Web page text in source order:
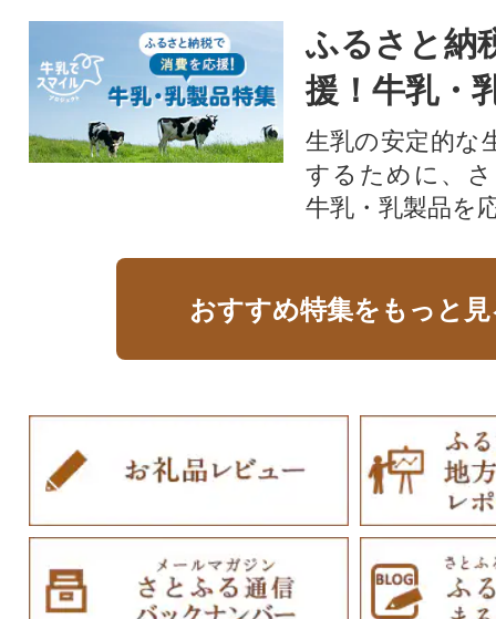
ふるさと納
援！牛乳・
生乳の安定的な
するために、
牛乳・乳製品を
おすすめ特集をもっと